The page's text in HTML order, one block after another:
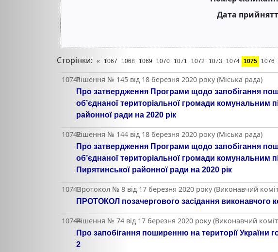
Дата
Сторінки: « 1067 1068 1069 1070 1071 1072 1073 1074 1075 1076
10741Рішення № 145 від 18 березня 2020 року (Міська рада)
Про затвердження Програми щодо запобігання
об’єднаної територіальної громади комунальним
районної ради на 2020 рік
10742Рішення № 144 від 18 березня 2020 року (Міська рада)
Про затвердження Програми щодо запобігання
об’єднаної територіальної громади комунальним
Пирятинської районної ради на 2020 рік
10743Протокол № 8 від 17 березня 2020 року (Виконавчий
ПРОТОКОЛ позачергового засідання виконавчого
10744Рішення № 74 від 17 березня 2020 року (Виконавчий
Про запобігання поширенню на території України
2